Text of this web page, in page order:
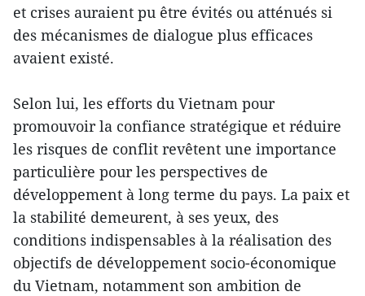
et crises auraient pu être évités ou atténués si
des mécanismes de dialogue plus efficaces
avaient existé.
Selon lui, les efforts du Vietnam pour
promouvoir la confiance stratégique et réduire
les risques de conflit revêtent une importance
particulière pour les perspectives de
développement à long terme du pays. La paix et
la stabilité demeurent, à ses yeux, des
conditions indispensables à la réalisation des
objectifs de développement socio-économique
du Vietnam, notamment son ambition de